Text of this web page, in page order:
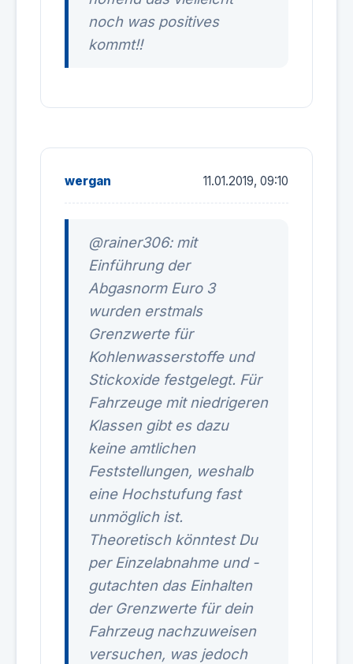
noch was positives
kommt!!
wergan 11.01.2019, 09:10
@rainer306: mit
Einführung der
Abgasnorm Euro 3
wurden erstmals
Grenzwerte für
Kohlenwasserstoffe und
Stickoxide festgelegt. Für
Fahrzeuge mit niedrigeren
Klassen gibt es dazu
keine amtlichen
Feststellungen, weshalb
eine Hochstufung fast
unmöglich ist.
Theoretisch könntest Du
per Einzelabnahme und -
gutachten das Einhalten
der Grenzwerte für dein
Fahrzeug nachzuweisen
versuchen, was jedoch